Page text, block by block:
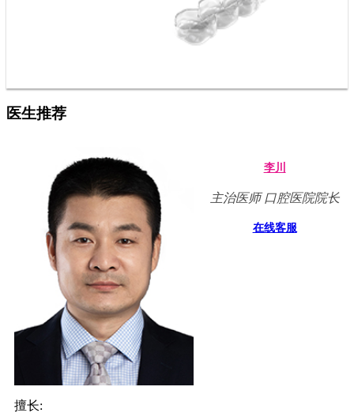
医生推荐
李川
主治医师 口腔医院院长
在线客服
擅长: